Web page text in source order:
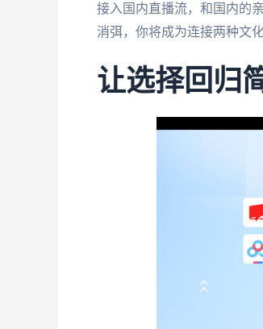
接入国内直播流，和国内的
消弭，你将成为连接两种文
让选择回归